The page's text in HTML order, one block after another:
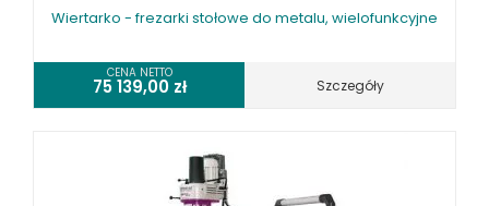
WYKRAWARKI DO BLACHY, PNEUMATYCZNE
ZAGINARKI DO BLACHY, MECHANICZNE
ŻŁOBIARKI DO BLACHY
URZĄDZENIA WARSZTATOWE I TRANSPORTOWE
Wiertarko - frezarki stołowe do metalu, wielofunkcyjne
CENA NETTO
75 139,00 zł Szczegóły